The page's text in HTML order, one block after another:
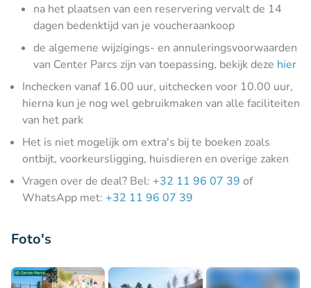
na het plaatsen van een reservering vervalt de 14
dagen bedenktijd van je voucheraankoop
de algemene wijzigings- en annuleringsvoorwaarden
van Center Parcs zijn van toepassing, bekijk deze hier
Inchecken vanaf 16.00 uur, uitchecken voor 10.00 uur,
hierna kun je nog wel gebruikmaken van alle faciliteiten
van het park
Het is niet mogelijk om extra's bij te boeken zoals
ontbijt, voorkeursligging, huisdieren en overige zaken
Vragen over de deal? Bel: +32 11 96 07 39 of
WhatsApp met: +32 11 96 07 39
Foto's